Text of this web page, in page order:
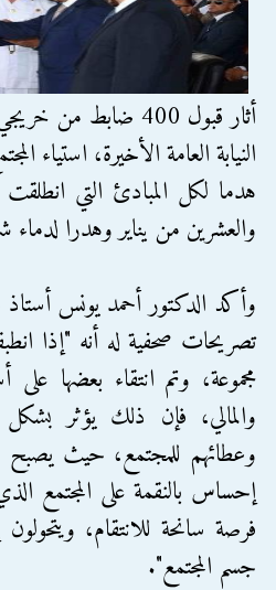
أثار قبول 400
النيابة العامة الأخيرة، استياء
هدما لكل المبادئ التي
والعشرين من يناير وهدرا لدماء
وأكد الدكتور أحمد يونس أستاذ
تصريحات صحفية له أنه "إذا
مجموعة، وتم انتقاء بعضها
والمالي، فإن ذلك يؤثر بشكل
وعطائهم للمجتمع، حيث
إحساس بالنقمة على المجتمع
فرصة سانحة للانتقام،
جسم المجتمع".